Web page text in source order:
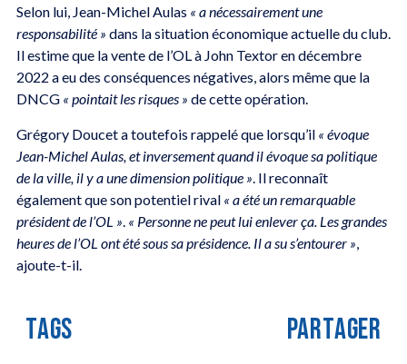
Selon lui, Jean-Michel Aulas « a nécessairement une
responsabilité » dans la situation économique actuelle du club.
Il estime que la vente de l’OL à John Textor en décembre
2022 a eu des conséquences négatives, alors même que la
DNCG « pointait les risques » de cette opération.
Grégory Doucet a toutefois rappelé que lorsqu’il « évoque
Jean-Michel Aulas, et inversement quand il évoque sa politique
de la ville, il y a une dimension politique » . Il reconnaît
également que son potentiel rival « a été un remarquable
président de l’OL » « Personne ne peut lui enlever ça. Les grandes
heures de l’OL ont été sous sa présidence. Il a su s’entourer »
ajoute-t-il.
TAGS PARTAGER